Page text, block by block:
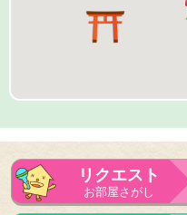
リクエスト
お部屋さがし